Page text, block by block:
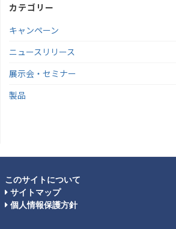
カテゴリー
キャンペーン
ニュースリリース
展示会・セミナー
製品
このサイトについて
サイトマップ
個人情報保護方針